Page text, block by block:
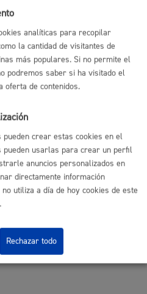
/ San Sebastián)
analíticas para recopilar
la cantidad de visitantes de
más populares. Si no permite el
podremos saber si ha visitado el
oferta de contenidos.
pueden crear estas cookies en el
pueden usarlas para crear un perfil
anuncios personalizados en
directamente información
utiliza a día de hoy cookies de este
Rechazar todo